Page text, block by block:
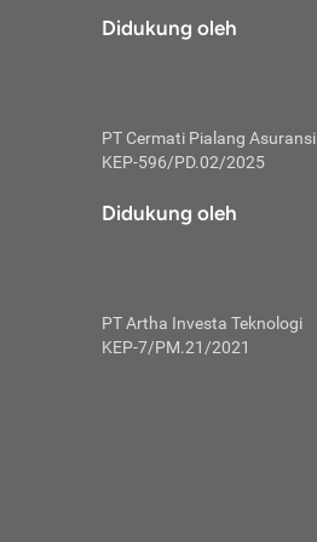
tidak
skor
Mulai
kembali ideal.
utang
Didukung oleh
PT Cermati Pialang Asuransi
KEP-596/PD.02/2025
Didukung oleh
PT Artha Investa Teknologi
KEP-7/PM.21/2021